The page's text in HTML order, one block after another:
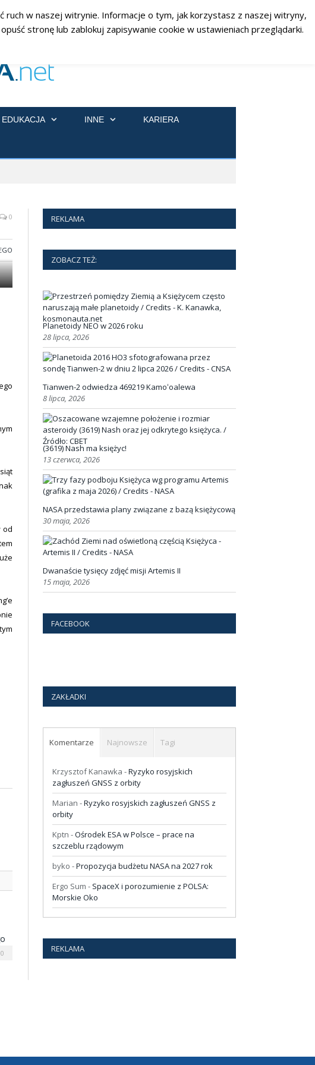
RSS Facebook
Twitter
EDUKACJA INNE KARIERA
0
od
0
REKLAMA
ZOBACZ TEŻ:
Planetoidy NEO w 2026 roku
28 lipca, 2026
Tianwen-2 odwiedza 469219 Kamoʻoalewa
8 lipca, 2026
(3619) Nash ma księżyc!
13 czerwca, 2026
NASA przedstawia plany związane z bazą księżycową
30 maja, 2026
Dwanaście tysięcy zdjęć misji Artemis II
15 maja, 2026
FACEBOOK
ZAKŁADKI
Komentarze Najnowsze Tagi
Krzysztof Kanawka -Ryzyko rosyjskich
zagłuszeń GNSS z orbity
Marian -Ryzyko rosyjskich zagłuszeń GNSS z
orbity
Kptn -Ośrodek ESA w Polsce – prace na
szczeblu rządowym
byko -Propozycja budżetu NASA na 2027 rok
Ergo Sum - SpaceX i porozumienie z POLSA:
Morskie Oko
REKLAMA
ruch w naszej witrynie. Informacje o tym, jak korzystasz z naszej witryny,
stronę lub zablokuj zapisywanie cookie w ustawieniach przeglądarki.